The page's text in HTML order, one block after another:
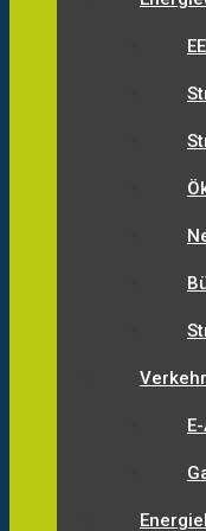
Verkehr